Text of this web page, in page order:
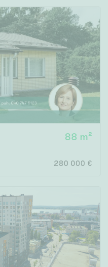
88 m²
280 000 €